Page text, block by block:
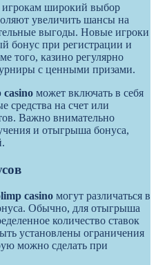
игрокам широкий выбор
увеличить шансы на
выгоды. Новые игроки
бонус при регистрации и
того, казино регулярно
с ценными призами.
casino может включать в себя
средства на счет или
Важно внимательно
и отыгрыша бонуса,
casino могут различаться в
Обычно, для отыгрыша
количество ставок
установлены ограничения
можно сделать при